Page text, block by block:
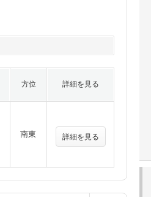
方位 詳細を見る
南東 詳細を見る